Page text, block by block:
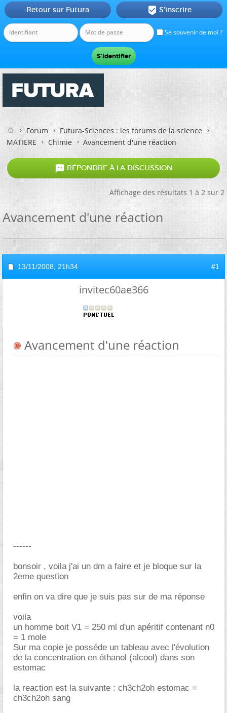
Se souvenir de moi ?
Retour sur Futura  S'inscrire
Forum
Futura-Sciences : les forums de la science
MATIERE
Chimie Avancement d'une réaction
 RÉPONDRE À LA DISCUSSION
Affichage des résultats 1 à 2 sur 2
Avancement d'une réaction
13/11/2008, 21h34 #1
invitec60ae366
Avancement d'une réaction
------
bonsoir , voila j'ai un dm a faire et je bloque sur la
2eme question
enfin on va dire que je suis pas sur de ma réponse
voila
un homme boit V1 = 250 ml d'un apéritif contenant n0
= 1 mole
Sur ma copie je posséde un tableau avec l'évolution
de la concentration en éthanol (alcool) dans son
estomac
la reaction est la suivante : ch3ch2oh estomac =
ch3ch2oh sang